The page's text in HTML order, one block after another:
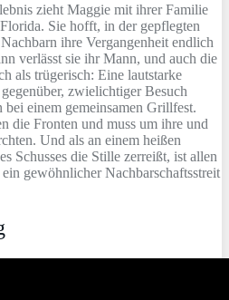
zieht Maggie mit ihrer Familie
Sie hofft, in der gepflegten
ihre Vergangenheit endlich
verlässt sie ihr Mann, und auch die
als trügerisch: Eine lautstarke
zwielichtiger Besuch
bei einem gemeinsamen Grillfest.
die Fronten und muss um ihre und
Und als an einem heißen
Schusses die Stille zerreißt, ist allen
gewöhnlicher Nachbarschaftsstreit